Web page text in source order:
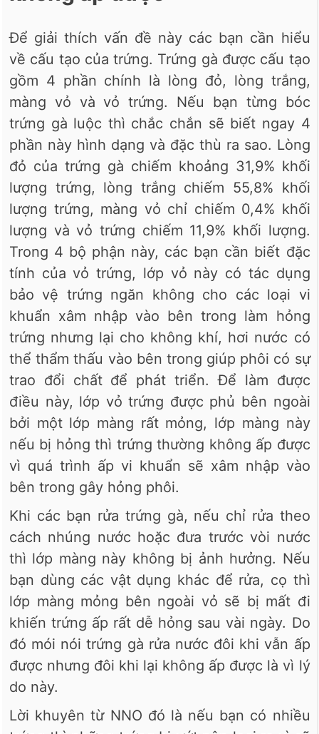
Để giải thích vấn đề này các bạn cần hiểu
về cấu tạo của trứng. Trứng gà được cấu tạo
gồm 4 phần chính là lòng đỏ, lòng trắng,
màng vỏ và vỏ trứng. Nếu bạn từng bóc
trứng gà luộc thì chắc chắn sẽ biết ngay 4
phần này hình dạng và đặc thù ra sao. Lòng
đỏ của trứng gà chiếm khoảng 31,9% khối
lượng trứng, lòng trắng chiếm 55,8% khối
lượng trứng, màng vỏ chỉ chiếm 0,4% khối
lượng và vỏ trứng chiếm 11,9% khối lượng.
Trong 4 bộ phận này, các bạn cần biết đặc
tính của vỏ trứng, lớp vỏ này có tác dụng
bảo vệ trứng ngăn không cho các loại vi
khuẩn xâm nhập vào bên trong làm hỏng
trứng nhưng lại cho không khí, hơi nước có
thể thẩm thấu vào bên trong giúp phôi có sự
trao đổi chất để phát triển. Để làm được
điều này, lớp vỏ trứng được phủ bên ngoài
bởi một lớp màng rất mỏng, lớp màng này
nếu bị hỏng thì trứng thường không ấp được
vì quá trình ấp vi khuẩn sẽ xâm nhập vào
bên trong gây hỏng phôi.
Khi các bạn rửa trứng gà, nếu chỉ rửa theo
cách nhúng nước hoặc đưa trước vòi nước
thì lớp màng này không bị ảnh hưởng. Nếu
bạn dùng các vật dụng khác để rửa, cọ thì
lớp màng mỏng bên ngoài vỏ sẽ bị mất đi
khiến trứng ấp rất dễ hỏng sau vài ngày. Do
đó mói nói trứng gà rửa nước đôi khi vẫn ấp
được nhưng đôi khi lại không ấp được là vì lý
do này.
Lời khuyên từ NNO đó là nếu bạn có nhiều